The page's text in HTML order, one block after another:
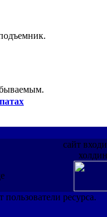
сайт
ресурса.